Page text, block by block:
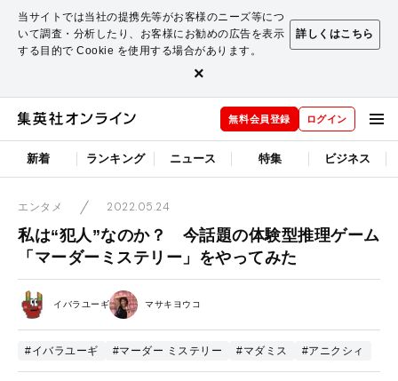
当サイトでは当社の提携先等がお客様のニーズ等につ
いて調査・分析したり、お客様にお勧めの広告を表示
する目的で Cookie を使用する場合があります。
詳しくはこちら
×
無料会員登録 ログイン
新着 ランキング ニュース 特集 ビジネス
エンタメ 2022.05.24
私は“犯人”なのか？ 今話題の体験型推理ゲーム
「マーダーミステリー」をやってみた
イバラユーギ マサキヨウコ
#イバラユーギ #マーダー ミステリー #マダミス #アニクシィ